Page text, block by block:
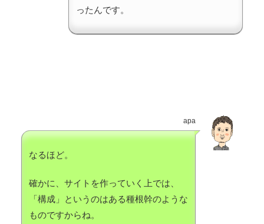
ったんです。
apa
なるほど。
確かに、サイトを作っていく上では、
「構成」というのはある種根幹のような
ものですからね。